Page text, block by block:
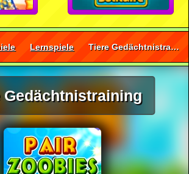
Lernspiele Tiere Gedächtnistraining
Gedächtnistraining